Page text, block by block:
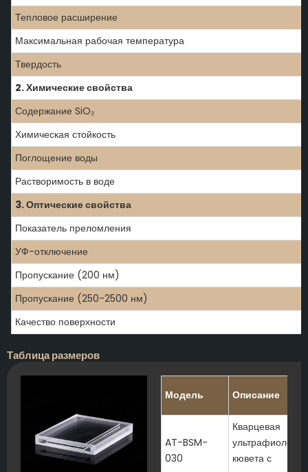
Тепловое расширение
Максимальная рабочая температура
Твердость
2. Химические свойства
Содержание SiO₂
Химическая стойкость
Поглощение воды
Растворимость в воде
3. Оптические свойства
Показатель преломления
УФ-отключение
Пропускание (200 нм)
Пропускание (250-2500 нм)
Качество поверхности
Таблица размеров
Модель Описание
AT-BSM-
030
Кварцевая
кювета с